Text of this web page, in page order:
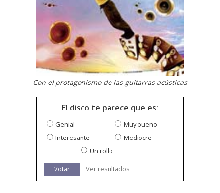
Con el protagonismo de las guitarras acústicas
El disco te parece que es:
Genial
Muy bueno
Interesante
Mediocre
Un rollo
Votar Ver resultados